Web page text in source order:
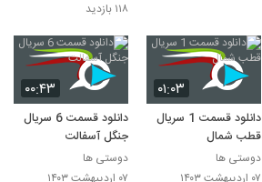
۱۱۸ بازدید
۰۱:۰۳
دانلود قسمت 1 سریال
قطب شمال
دوستی ها
۰۰:۴۳
دانلود قسمت 6 سریال
جنگل آسفالت
دوستی ها